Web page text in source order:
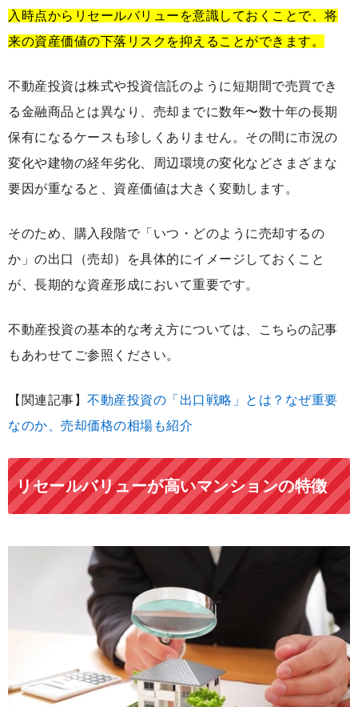
入時点からリセールバリューを意識しておくことで、将
来の資産価値の下落リスクを抑えることができます。
不動産投資は株式や投資信託のように短期間で売買でき
る金融商品とは異なり、売却までに数年〜数十年の長期
保有になるケースも珍しくありません。その間に市況の
変化や建物の経年劣化、周辺環境の変化などさまざまな
要因が重なると、資産価値は大きく変動します。
そのため、購入段階で「いつ・どのように売却するの
か」の出口（売却）を具体的にイメージしておくこと
が、長期的な資産形成において重要です。
不動産投資の基本的な考え方については、こちらの記事
もあわせてご参照ください。
【関連記事】 不動産投資の「出口戦略」とは？なぜ重要
なのか、売却価格の相場も紹介
リセールバリューが高いマンションの特徴